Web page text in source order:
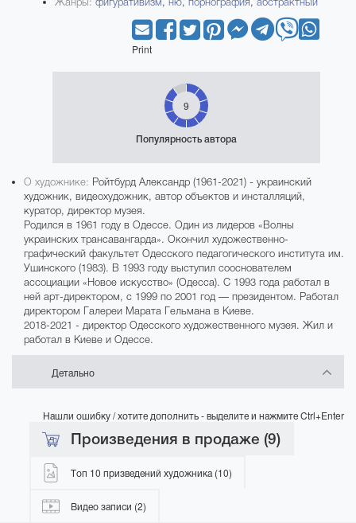
Print
9
Популярность автора
О художнике: Ройтбурд Александр (1961-2021) - украинский
художник, видеохудожник, автор объектов и инсталляций,
куратор, директор музея.
Родился в 1961 году в Одессе. Один из лидеров «Волны
украинских трансавангарда». Окончил художественно-
графический факультет Одесского педагогического института им.
Ушинского (1983). В 1993 году выступил сооснователем
ассоциации «Новое искусство» (Одесса). С 1993 года работал в
ней арт-директором, с 1999 по 2001 год — президентом. Работал
директором Галереи Марата Гельмана в Киеве.
2018-2021 - директор Одесского художественного музея. Жил и
работал в Киеве и Одессе.
Детально
Нашли ошибку / хотите дополнить - выделите и нажмите Ctrl+Enter
Произведения в продаже (9)
Топ 10 призведений художника (10)
Видео записи (2)